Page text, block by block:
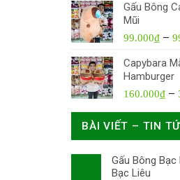
Gấu Bông
Mũi
99.000₫ –
Capybara
Hamburger
160.000₫ –
BÀI VIẾT – TIN
Gấu Bông Bạc
Bạc Liêu